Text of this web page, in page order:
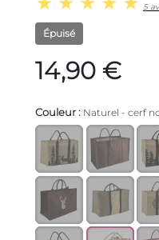
5
Épuisé
14,90 €
Couleur : Naturel - cerf